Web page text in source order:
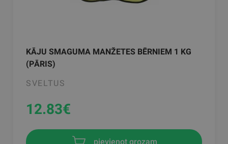
KĀJU SMAGUMA MANŽETES BĒRNIEM 1 KG
(PĀRIS)
SVELTUS
12.83€
pievienot grozam